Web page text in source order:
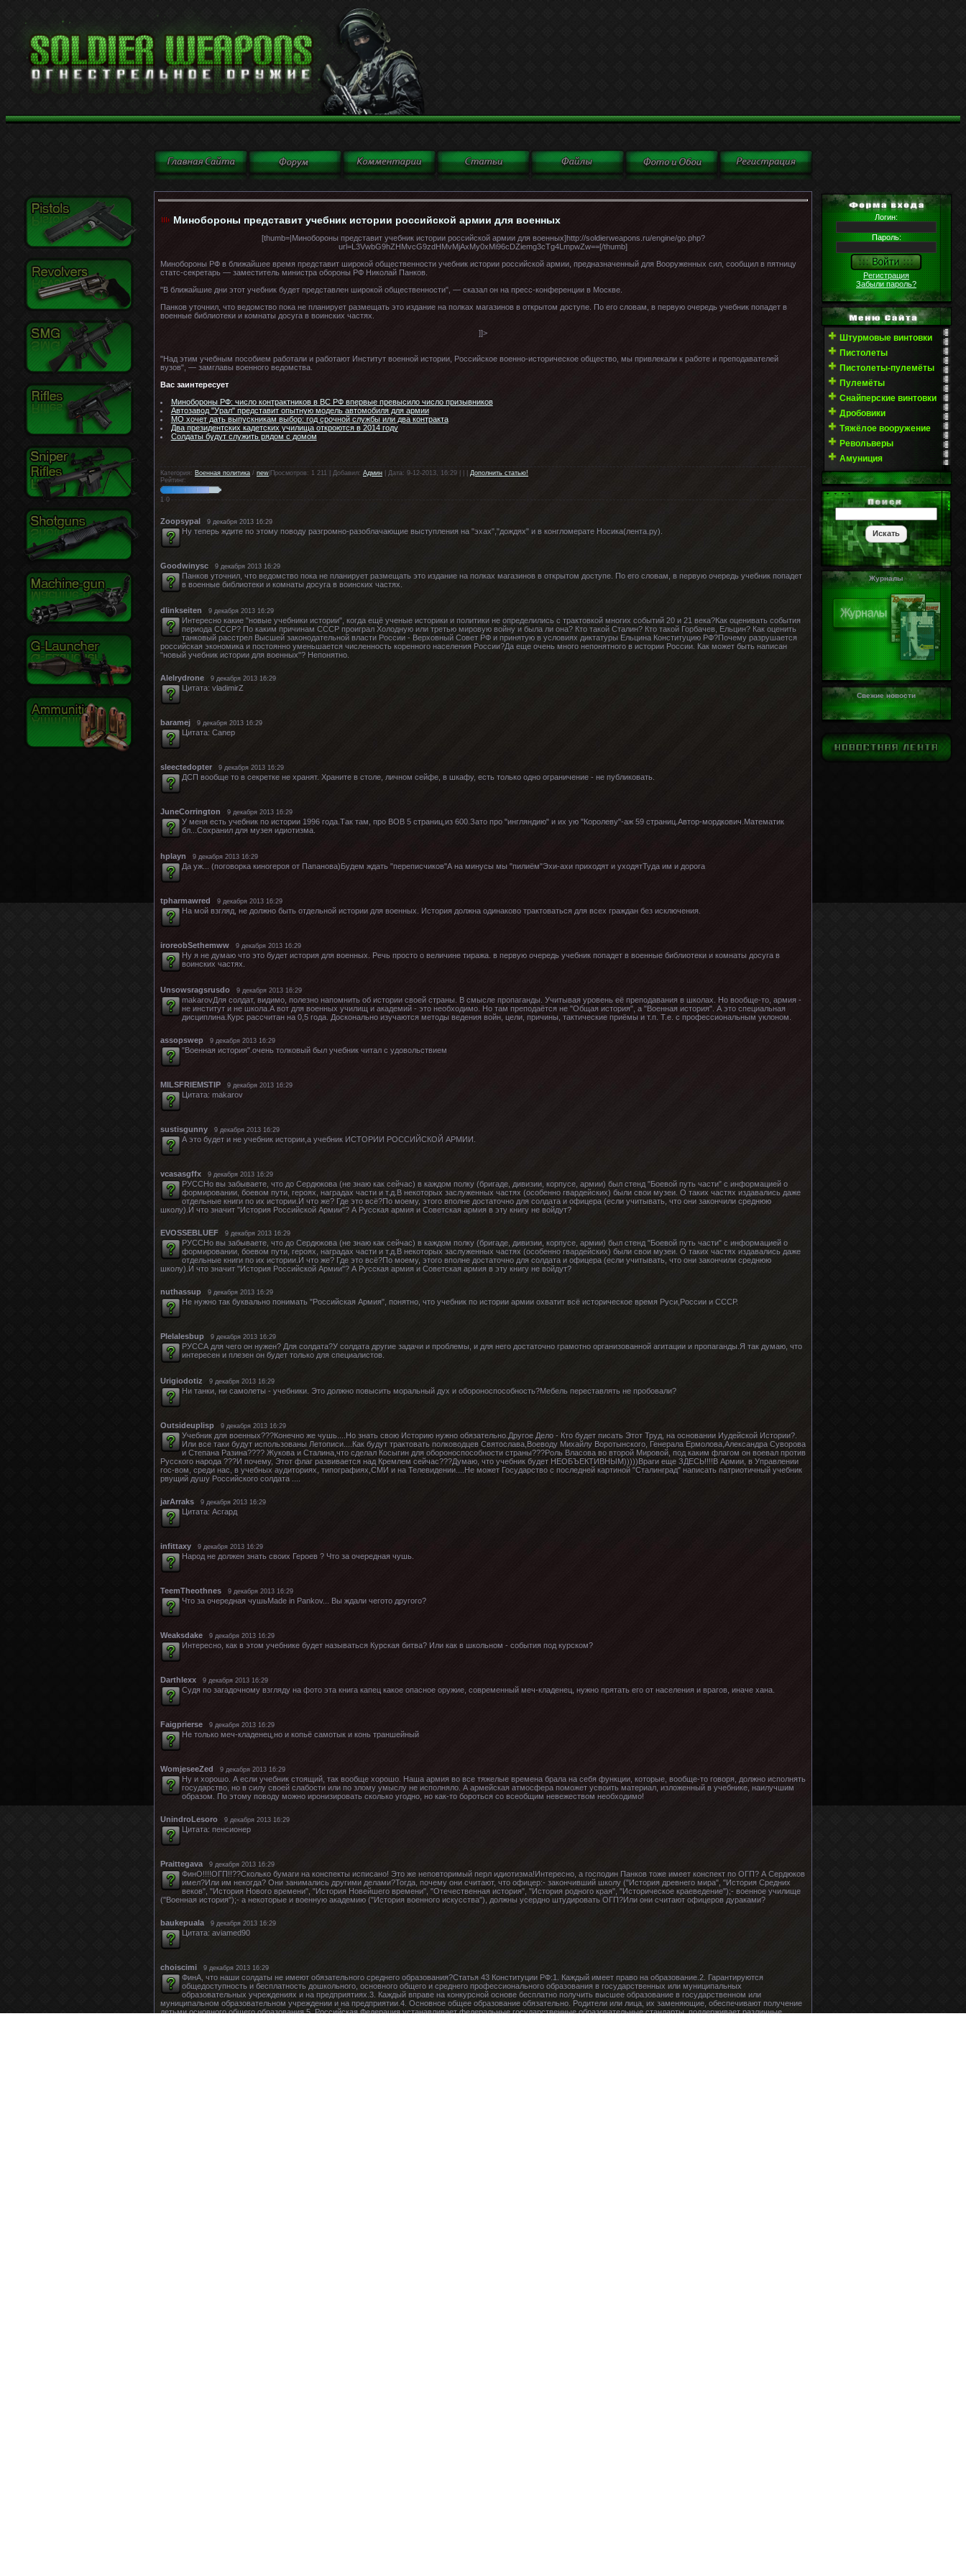
Минобороны представит учебник истории российской армии для военных
[thumb=|Минобороны представит учебник истории российской армии для военных]http://soldierweapons.ru/engine/go.php?
url=L3VwbG9hZHMvcG9zdHMvMjAxMy0xMi96cDZiemg3cTg4LmpwZw==[/thumb]
Минобороны РФ в ближайшее время представит широкой общественности учебник истории российской армии, предназначенный для Вооруженных сил, сообщил в пятницу
статс-секретарь — заместитель министра обороны РФ Николай Панков.
"В ближайшие дни этот учебник будет представлен широкой общественности", — сказал он на пресс-конференции в Москве.
Панков уточнил, что ведомство пока не планирует размещать это издание на полках магазинов в открытом доступе. По его словам, в первую очередь учебник попадет в
военные библиотеки и комнаты досуга в воинских частях.
]]>
"Над этим учебным пособием работали и работают Институт военной истории, Российское военно-историческое общество, мы привлекали к работе и преподавателей
вузов", — замглавы военного ведомства.
Вас заинтересует
Минобороны РФ: число контрактников в ВС РФ впервые превысило число призывников
Автозавод "Урал" представит опытную модель автомобиля для армии
МО хочет дать выпускникам выбор: год срочной службы или два контракта
Два президентских кадетских училища откроются в 2014 году
Солдаты будут служить рядом с домом
Категория: Военная политика / new |Просмотров: 1 211 | Добавил: Админ | Дата: 9-12-2013, 16:29 | | | Дополнить статью!
Рейтинг:
1 0
Zoopsypal 9 декабря 2013 16:29
Ну теперь ждите по этому поводу разгромно-разоблачающие выступления на "эхах","дождях" и в конгломерате Носика(лента.ру).
Goodwinysc 9 декабря 2013 16:29
Панков уточнил, что ведомство пока не планирует размещать это издание на полках магазинов в открытом доступе. По его словам, в первую очередь учебник попадет
в военные библиотеки и комнаты досуга в воинских частях.
dlinkseiten 9 декабря 2013 16:29
Интересно какие "новые учебники истории", когда ещё ученые историки и политики не определились с трактовкой многих событий 20 и 21 века?Как оценивать события
периода СССР? По каким причинам СССР проиграл Холодную или третью мировую войну и была ли она? Кто такой Сталин? Кто такой Горбачев, Ельцин? Как оценить
танковый расстрел Высшей законодательной власти России - Верховный Совет РФ и принятую в условиях диктатуры Ельцина Конституцию РФ?Почему разрушается
российская экономика и постоянно уменьшается численность коренного населения России?Да еще очень много непонятного в истории России. Как может быть написан
"новый учебник истории для военных"? Непонятно.
Alelrydrone 9 декабря 2013 16:29
Цитата: vladimirZ
baramej 9 декабря 2013 16:29
Цитата: Canep
sleectedopter 9 декабря 2013 16:29
ДСП вообще то в секретке не хранят. Храните в столе, личном сейфе, в шкафу, есть только одно ограничение - не публиковать.
JuneCorrington 9 декабря 2013 16:29
У меня есть учебник по истории 1996 года.Так там, про ВОВ 5 страниц,из 600.Зато про "ингляндию" и их ую "Королеву"-аж 59 страниц.Автор-мордкович.Математик
бл...Сохранил для музея идиотизма.
hplayn 9 декабря 2013 16:29
Да уж... (поговорка киногероя от Папанова)Будем ждать "переписчиков"А на минусы мы "пилиём"Эхи-ахи приходят и уходятТуда им и дорога
tpharmawred 9 декабря 2013 16:29
На мой взгляд, не должно быть отдельной истории для военных. История должна одинаково трактоваться для всех граждан без исключения.
iroreobSethemww 9 декабря 2013 16:29
Ну я не думаю что это будет история для военных. Речь просто о величине тиража. в первую очередь учебник попадет в военные библиотеки и комнаты досуга в
воинских частях.
Unsowsragsrusdo 9 декабря 2013 16:29
makarovДля солдат, видимо, полезно напомнить об истории своей страны. В смысле пропаганды. Учитывая уровень её преподавания в школах. Но вообще-то, армия -
не институт и не школа.А вот для военных училищ и академий - это необходимо. Но там преподаётся не "Общая история", а "Военная история". А это специальная
дисциплина.Курс рассчитан на 0,5 года. Досконально изучаются методы ведения войн, цели, причины, тактические приёмы и т.п. Т.е. с профессиональным уклоном.
assopswep 9 декабря 2013 16:29
"Военная история".очень толковый был учебник читал с удовольствием
MILSFRIEMSTIP 9 декабря 2013 16:29
Цитата: makarov
sustisgunny 9 декабря 2013 16:29
А это будет и не учебник истории,а учебник ИСТОРИИ РОССИЙСКОЙ АРМИИ.
vcasasgffx 9 декабря 2013 16:29
РУССНо вы забываете, что до Сердюкова (не знаю как сейчас) в каждом полку (бригаде, дивизии, корпусе, армии) был стенд "Боевой путь части" с информацией о
формировании, боевом пути, героях, наградах части и т.д.В некоторых заслуженных частях (особенно гвардейских) были свои музеи. О таких частях издавались даже
отдельные книги по их истории.И что же? Где это всё?По моему, этого вполне достаточно для солдата и офицера (если учитывать, что они закончили среднюю
школу).И что значит "История Российской Армии"? А Русская армия и Советская армия в эту книгу не войдут?
EVOSSEBLUEF 9 декабря 2013 16:29
РУССНо вы забываете, что до Сердюкова (не знаю как сейчас) в каждом полку (бригаде, дивизии, корпусе, армии) был стенд "Боевой путь части" с информацией о
формировании, боевом пути, героях, наградах части и т.д.В некоторых заслуженных частях (особенно гвардейских) были свои музеи. О таких частях издавались даже
отдельные книги по их истории.И что же? Где это всё?По моему, этого вполне достаточно для солдата и офицера (если учитывать, что они закончили среднюю
школу).И что значит "История Российской Армии"? А Русская армия и Советская армия в эту книгу не войдут?
nuthassup 9 декабря 2013 16:29
Не нужно так буквально понимать "Российская Армия", понятно, что учебник по истории армии охватит всё историческое время Руси,России и СССР.
Plelalesbup 9 декабря 2013 16:29
РУССА для чего он нужен? Для солдата?У солдата другие задачи и проблемы, и для него достаточно грамотно организованной агитации и пропаганды.Я так думаю, что
интересен и плезен он будет только для специалистов.
Urigiodotiz 9 декабря 2013 16:29
Ни танки, ни самолеты - учебники. Это должно повысить моральный дух и обороноспособность?Мебель переставлять не пробовали?
Outsideuplisp 9 декабря 2013 16:29
Учебник для военных???Конечно же чушь....Но знать свою Историю нужно обязательно.Другое Дело - Кто будет писать Этот Труд, на основании Иудейской Истории?.
Или все таки будут использованы Летописи....Как будут трактовать полководцев Святослава,Воеводу Михайлу Воротынского, Генерала Ермолова,Александра Суворова
и Степана Разина???? Жукова и Сталина,что сделал Косыгин для обороноспособности страны???Роль Власова во второй Мировой, под каким флагом он воевал против
Русского народа ???И почему, Этот флаг развивается над Кремлем сейчас???Думаю, что учебник будет НЕОБЪЕКТИВНЫМ)))))Враги еще ЗДЕСЬ!!!!В Армии, в Управлении
гос-вом, среди нас, в учебных аудиториях, типографиях,СМИ и на Телевидении....Не может Государство с последней картиной "Сталинград" написать патриотичный учебник
рвущий душу Российского солдата ....
jarArraks 9 декабря 2013 16:29
Цитата: Асгард
infittaxy 9 декабря 2013 16:29
Народ не должен знать своих Героев ? Что за очередная чушь.
TeemTheothnes 9 декабря 2013 16:29
Что за очередная чушьMade in Pankov... Вы ждали чегото другого?
Weaksdake 9 декабря 2013 16:29
Интересно, как в этом учебнике будет называться Курская битва? Или как в школьном - события под курском?
Darthlexx 9 декабря 2013 16:29
Судя по загадочному взгляду на фото эта книга капец какое опасное оружие, современный меч-кладенец, нужно прятать его от населения и врагов, иначе хана.
Faigprierse 9 декабря 2013 16:29
Не только меч-кладенец,но и копьё самотык и конь траншейный
WomjeseeZed 9 декабря 2013 16:29
Ну и хорошо. А если учебник стоящий, так вообще хорошо. Наша армия во все тяжелые времена брала на себя функции, которые, вообще-то говоря, должно исполнять
государство, но в силу своей слабости или по злому умыслу не исполняло. А армейская атмосфера поможет усвоить материал, изложенный в учебнике, наилучшим
образом. По этому поводу можно иронизировать сколько угодно, но как-то бороться со всеобщим невежеством необходимо!
UnindroLesoro 9 декабря 2013 16:29
Цитата: пенсионер
Praittegava 9 декабря 2013 16:29
ФинО!!!!ОГП!!??Сколько бумаги на конспекты исписано! Это же неповторимый перл идиотизма!Интересно, а господин Панков тоже имеет конспект по ОГП? А Сердюков
имел?Или им некогда? Они занимались другими делами?Тогда, почему они считают, что офицер:- закончивший школу ("История древнего мира", "История Средних
веков", "История Нового времени", "История Новейшего времени", "Отечественная история", "История родного края", "Историческое краеведение");- военное училище
("Военная история");- а некоторые и военную академию ("История военного искусства"), должны усердно штудировать ОГП?Или они считают офицеров дураками?
baukepuala 9 декабря 2013 16:29
Цитата: aviamed90
choiscimi 9 декабря 2013 16:29
ФинА, что наши солдаты не имеют обязательного среднего образования?Статья 43 Конституции РФ:1. Каждый имеет право на образование.2. Гарантируются
общедоступность и бесплатность дошкольного, основного общего и среднего профессионального образования в государственных или муниципальных
образовательных учреждениях и на предприятиях.3. Каждый вправе на конкурсной основе бесплатно получить высшее образование в государственном или
муниципальном образовательном учреждении и на предприятии.4. Основное общее образование обязательно. Родители или лица, их заменяющие, обеспечивают получение
детьми основного общего образования.5. Российская Федерация устанавливает федеральные государственные образовательные стандарты, поддерживает различные
Логин:
Пароль:
Регистрация
Забыли пароль?
Штурмовые винтовки
Пистолеты
Пистолеты-пулемёты
Пулемёты
Снайперские винтовки
Дробовики
Тяжёлое вооружение
Револьверы
Амуниция
Журналы
Свежие новости